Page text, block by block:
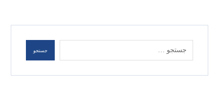
جستجو